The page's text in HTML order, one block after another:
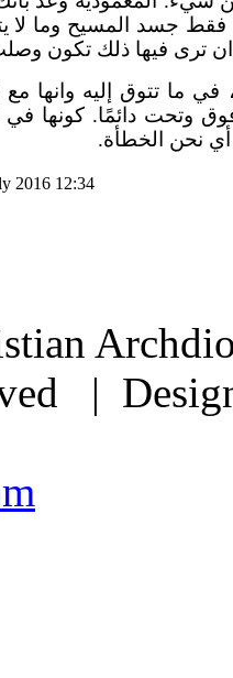
جسد المسيح وما لا
ترى فيها ذلك تكون
في ما تتوق إليه وانها
دائمًا. كونها في
أي نحن الخطأة.
2016 12:34
|